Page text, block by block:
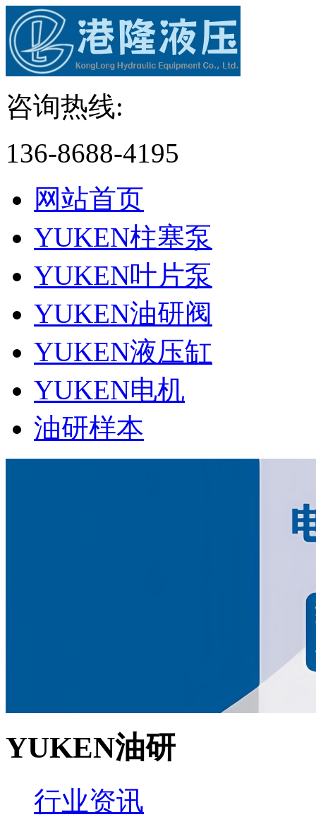
咨询热线:
136-8688-4195
网站首页
YUKEN柱塞泵
YUKEN叶片泵
YUKEN油研阀
YUKEN液压缸
YUKEN电机
油研样本
YUKEN油研
行业资讯